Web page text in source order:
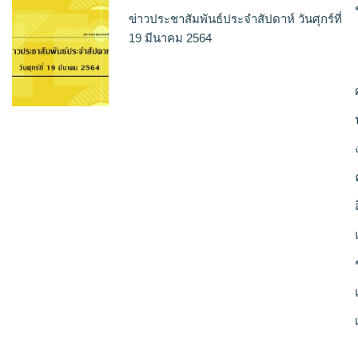
ข่าวประชาสัมพันธ์ประจำสัปดาห์ วันศุกร์ที่
19 มีนาคม 2564